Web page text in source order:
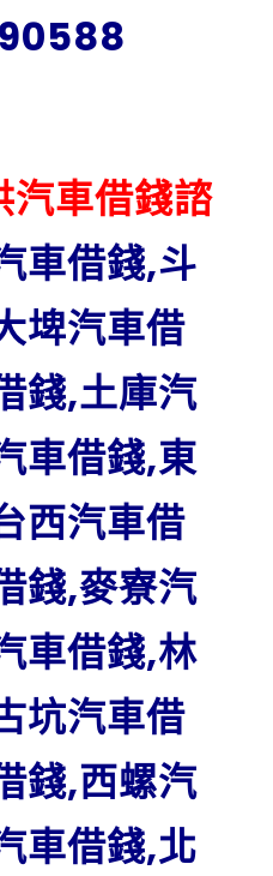
汽車借錢諮
車借錢,斗
埤汽車借
錢,土庫汽
車借錢,東
西汽車借
錢,麥寮汽
車借錢,林
坑汽車借
錢,西螺汽
車借錢,北